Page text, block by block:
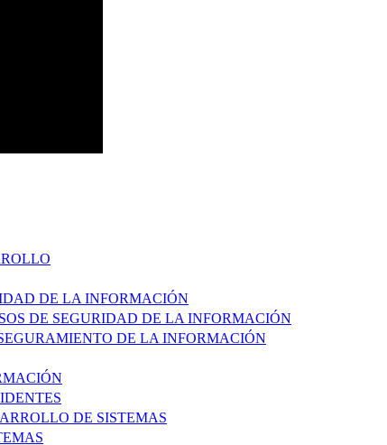
DE LA INFORMACIÓN
DE SEGURIDAD DE LA INFORMACIÓN
DE LA INFORMACIÓN
DE SISTEMAS